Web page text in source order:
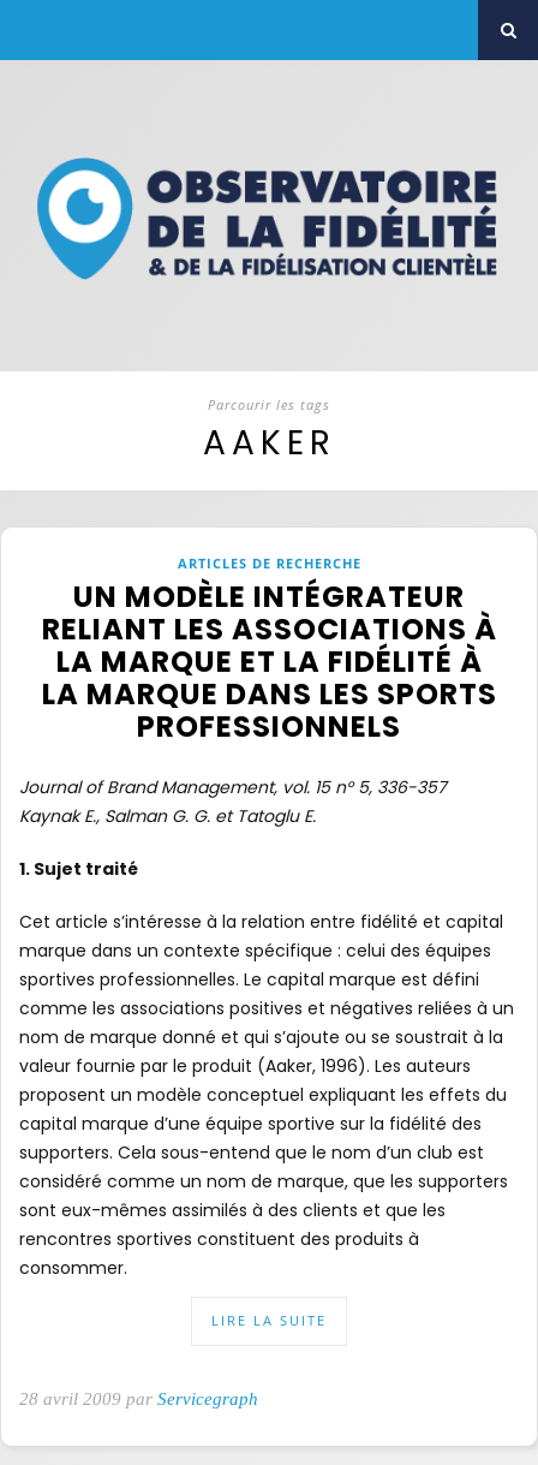
Parcourir les tags
AAKER
ARTICLES DE RECHERCHE
UN MODÈLE INTÉGRATEUR
RELIANT LES ASSOCIATIONS À
LA MARQUE ET LA FIDÉLITÉ À
LA MARQUE DANS LES SPORTS
PROFESSIONNELS
Journal of Brand Management, vol. 15 n° 5, 336-357
Kaynak E., Salman G. G. et Tatoglu E.
1. Sujet traité
Cet article s’intéresse à la relation entre fidélité et capital
marque dans un contexte spécifique : celui des équipes
sportives professionnelles. Le capital marque est défini
comme les associations positives et négatives reliées à un
nom de marque donné et qui s’ajoute ou se soustrait à la
valeur fournie par le produit (Aaker, 1996). Les auteurs
proposent un modèle conceptuel expliquant les effets du
capital marque d’une équipe sportive sur la fidélité des
supporters. Cela sous-entend que le nom d’un club est
considéré comme un nom de marque, que les supporters
sont eux-mêmes assimilés à des clients et que les
rencontres sportives constituent des produits à
consommer.
LIRE LA SUITE
28 avril 2009 par Servicegraph